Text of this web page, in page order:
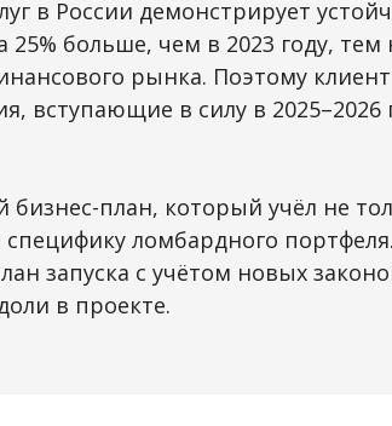
в России демонстрирует
25% больше, чем в 2023 году,
рынка. Поэтому
вступающие в силу в
план, который учёл не
ломбардного
запуска с учётом новых
в проекте.